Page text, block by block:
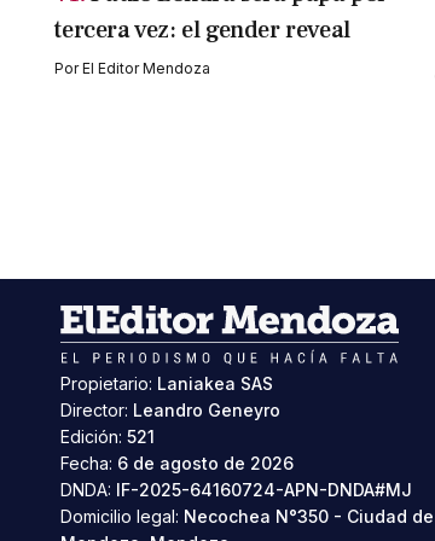
tercera vez: el gender reveal
PorEl Editor Mendoza
Propietario: Laniakea SAS
Director: Leandro Geneyro
Edición: 521
Fecha: 6 de agosto de 2026
DNDA: IF-2025-64160724-APN-DNDA#MJ
Domicilio legal: Necochea N°350 - Ciudad de